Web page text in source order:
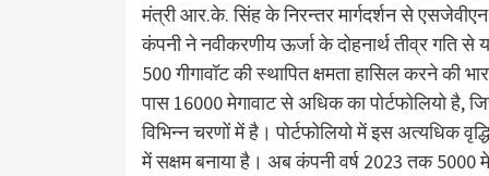
मंत्री आर.के. सिंह के निरन्‍तर मार्गदर्शन से
कंपनी ने नवीकरणीय ऊर्जा के दोहनार्थ तीव्र गति
500 गीगावॉट की स्‍थापित क्षमता हासिल करने की
पास 16000 मेगावाट से अधिक का पोर्टफोलियो है,
विभिन्‍न चरणों में है। पोर्टफोलियो में इस अत्‍यधिक
में सक्षम बनाया है। अब कंपनी वर्ष 2023 तक 5000